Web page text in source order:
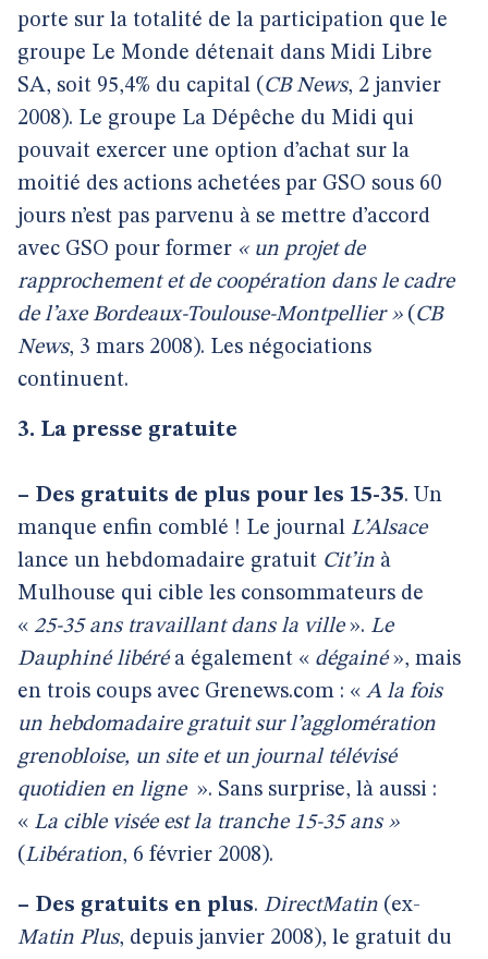
porte sur la totalité de la participation que le
groupe Le Monde détenait dans Midi Libre
SA, soit 95,4% du capital ( CB News, 2 janvier
2008). Le groupe La Dépêche du Midi qui
pouvait exercer une option d’achat sur la
moitié des actions achetées par GSO sous 60
jours n’est pas parvenu à se mettre d’accord
avec GSO pour former « un projet de
rapprochement et de coopération dans le cadre
de l’axe Bordeaux-Toulouse-Montpellier »( CB
News, 3 mars 2008). Les négociations
continuent.
3. La presse gratuite
– Des gratuits de plus pour les 15-35. Un
manque enfin comblé ! Le journal L’Alsace
lance un hebdomadaire gratuit Cit’in à
Mulhouse qui cible les consommateurs de
« 25-35 ans travaillant dans la ville». Le
Dauphiné libéré a également « dégainé», mais
en trois coups avec Grenews.com : « A la fois
un hebdomadaire gratuit sur l’agglomération
grenobloise, un site et un journal télévisé
quotidien en ligne ». Sans surprise, là aussi :
« La cible visée est la tranche 15-35 ans »
(Libération, 6 février 2008).
– Des gratuits en plus. DirectMatin (ex-
Matin Plus, depuis janvier 2008), le gratuit du